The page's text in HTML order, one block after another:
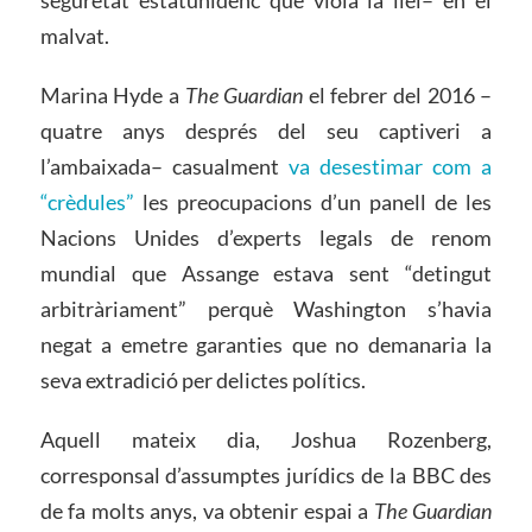
malvat.
Marina Hyde a The Guardian el febrer del 2016 –
quatre anys després del seu captiveri a
l’ambaixada– casualment va desestimar com a
“crèdules” les preocupacions d’un panell de les
Nacions Unides d’experts legals de renom
mundial que Assange estava sent “detingut
arbitràriament” perquè Washington s’havia
negat a emetre garanties que no demanaria la
seva extradició per delictes polítics.
Aquell mateix dia, Joshua Rozenberg,
corresponsal d’assumptes jurídics de la BBC des
de fa molts anys, va obtenir espai a The Guardian